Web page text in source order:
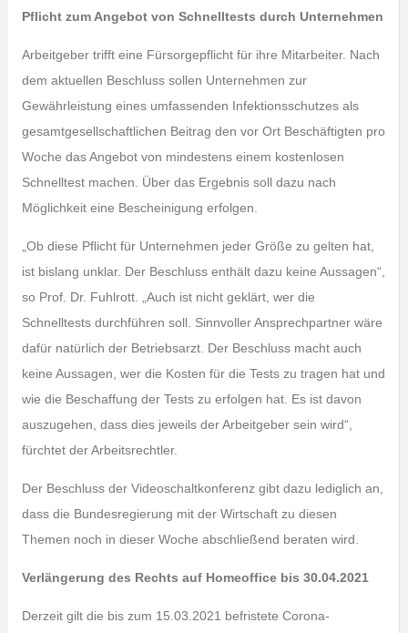
Pflicht zum Angebot von Schnelltests durch Unternehmen
Arbeitgeber trifft eine Fürsorgepflicht für ihre Mitarbeiter. Nach
dem aktuellen Beschluss sollen Unternehmen zur
Gewährleistung eines umfassenden Infektionsschutzes als
gesamtgesellschaftlichen Beitrag den vor Ort Beschäftigten pro
Woche das Angebot von mindestens einem kostenlosen
Schnelltest machen. Über das Ergebnis soll dazu nach
Möglichkeit eine Bescheinigung erfolgen.
„Ob diese Pflicht für Unternehmen jeder Größe zu gelten hat,
ist bislang unklar. Der Beschluss enthält dazu keine Aussagen“,
so Prof. Dr. Fuhlrott. „Auch ist nicht geklärt, wer die
Schnelltests durchführen soll. Sinnvoller Ansprechpartner wäre
dafür natürlich der Betriebsarzt. Der Beschluss macht auch
keine Aussagen, wer die Kosten für die Tests zu tragen hat und
wie die Beschaffung der Tests zu erfolgen hat. Es ist davon
auszugehen, dass dies jeweils der Arbeitgeber sein wird“,
fürchtet der Arbeitsrechtler.
Der Beschluss der Videoschaltkonferenz gibt dazu lediglich an,
dass die Bundesregierung mit der Wirtschaft zu diesen
Themen noch in dieser Woche abschließend beraten wird.
Verlängerung des Rechts auf Homeoffice bis 30.04.2021
Derzeit gilt die bis zum 15.03.2021 befristete Corona-